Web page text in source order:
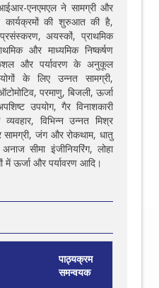
एनएमएल ने सामग्री और
कार्यक्रमों की शुरुआत की है,
अयस्कों, प्राथमिक
और माध्यमिक निष्कर्षण
कुशल और पर्यावरण के अनुकूल
के लिए उन्नत सामग्री,
परमाणु, बिजली, ऊर्जा
उपयोग, गैर विनाशकारी
विभिन्न उन्नत मिश्र
जंग और रोकथाम, धातु
सीमा इंजीनियरिंग, लोहा
में ऊर्जा और पर्यावरण आदि।
पाठ्यक्रम
समन्वयक